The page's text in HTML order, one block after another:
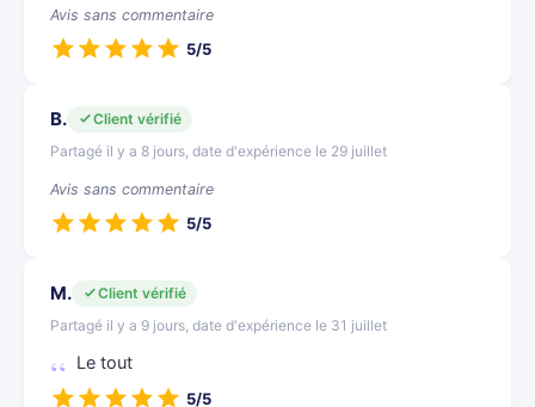
Avis sans commentaire
5/5
B.
Client vérifié
Partagé il y a 8 jours, date d'expérience le 29 juillet
Avis sans commentaire
5/5
M.
Client vérifié
Partagé il y a 9 jours, date d'expérience le 31 juillet
Le tout
5/5